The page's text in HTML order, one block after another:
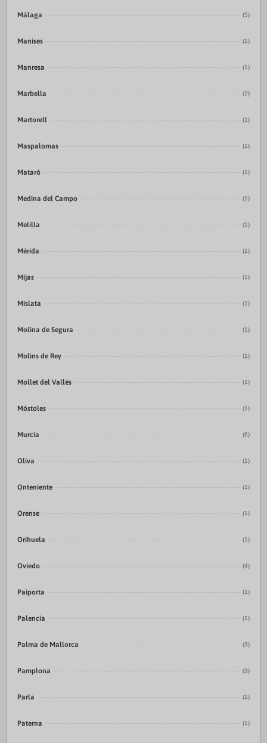
Málaga (5)
Manises (1)
Manresa (1)
Marbella (2)
Martorell (1)
Maspalomas (1)
Mataró (1)
Medina del Campo (1)
Melilla (1)
Mérida (1)
Mijas (1)
Mislata (1)
Molina de Segura (1)
Molins de Rey (1)
Mollet del Vallés (1)
Móstoles (1)
Murcia (6)
Oliva (1)
Onteniente (1)
Orense (1)
Orihuela (1)
Oviedo (4)
Paiporta (1)
Palencia (1)
Palma de Mallorca (3)
Pamplona (3)
Parla (1)
Paterna (1)